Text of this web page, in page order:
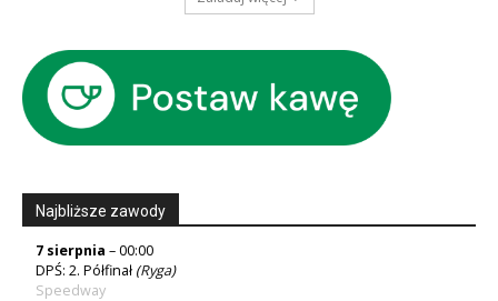
Najbliższe zawody
7 sierpnia – 00:00
DPŚ: 2. Półfinał(Ryga)
Speedway